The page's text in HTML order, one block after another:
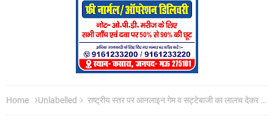
Home Unlabelled राष्ट्रीय स्तर पर आनलाइन गेम व सट्टेबाजी का लालच देकर साइबर फ्राड करके 70 करोड़ रुपये हड़पने वाले 30 शातिर अपराधी गिरफ्तार,कब्जे से भारी मात्रा मे इलेक्ट्रानिक उपकरणलैपटाप,मोबाइल,सिम कार्ड,एटीएम कार्ड,चेकबुक,पासबुक बरामद